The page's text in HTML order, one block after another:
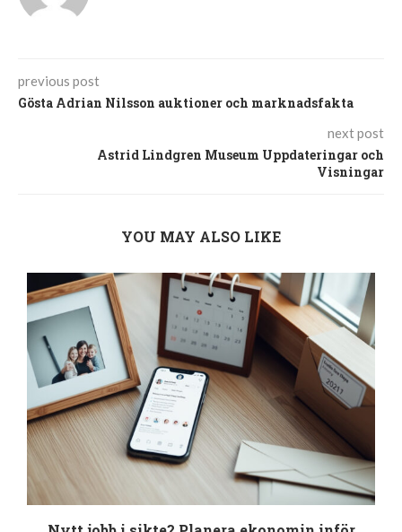
previous post
Gösta Adrian Nilsson auktioner och marknadsfakta
next post
Astrid Lindgren Museum Uppdateringar och
Visningar
YOU MAY ALSO LIKE